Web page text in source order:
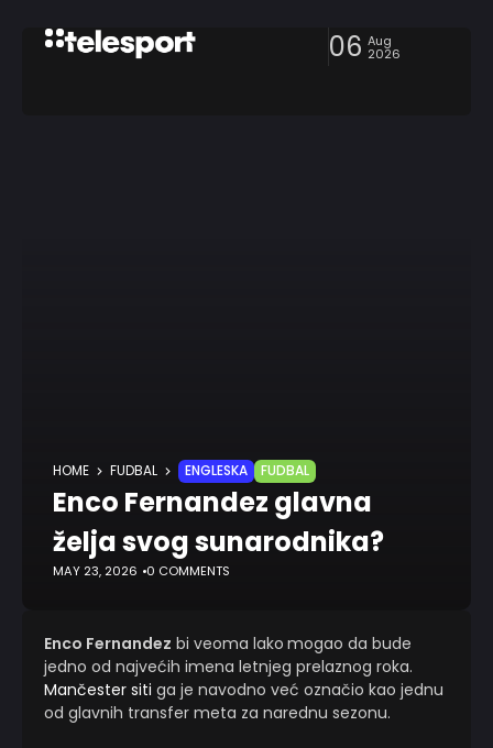
06 Aug
2026
HOME FUDBAL ENGLESKA FUDBAL
Enco Fernandez glavna
želja svog sunarodnika?
MAY 23, 2026 0 COMMENTS
Enco Fernandez bi veoma lako mogao da bude
jedno od najvećih imena letnjeg prelaznog roka.
Mančester siti ga je navodno već označio kao jednu
od glavnih transfer meta za narednu sezonu.